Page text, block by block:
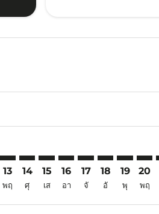
13
พฤ
14
ศุ
15
เส
16
อา
17
จั
18
อั
19
พุ
20
พฤ